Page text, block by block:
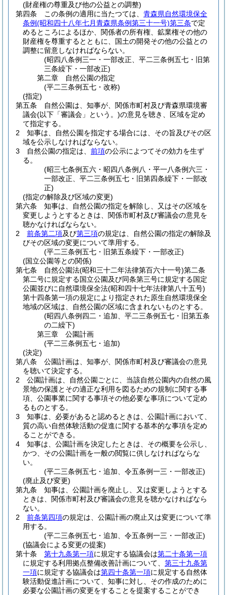
(財産権の尊重及び他の公益との調整)
第四条
この条例の適用に当たつては、 青森県自然環境保全
条例(昭和四十八年七月青森県条例第三十一号)第三条で定
めるところによるほか、関係者の所有権、鉱業権その他の
財産権を尊重するとともに、国土の開発その他の公益との
調整に留意しなければならない。
(昭四八条例三一・一部改正、平二三条例五七・旧第
三条繰下・一部改正)
第二章
自然公園の指定
(平二三条例五七・改称)
(指定)
第五条
自然公園は、知事が、関係市町村及び青森県環境審
議会(以下「審議会」という。)の意見を聴き、区域を定め
て指定する。
2
知事は、自然公園を指定する場合には、その旨及びその区
域を公示しなければならない。
3
自然公園の指定は、 前項の公示によつてその効力を生ず
る。
(昭三七条例五六・昭四八条例八・平一八条例六三・
一部改正、平二三条例五七・旧第四条繰下・一部改
正)
(指定の解除及び区域の変更)
第六条
知事は、自然公園の指定を解除し、又はその区域を
変更しようとするときは、関係市町村及び審議会の意見を
聴かなければならない。
2
前条第二項及び第三項の規定は、自然公園の指定の解除及
びその区域の変更について準用する。
(平二三条例五七・旧第五条繰下・一部改正)
(国立公園等との関係)
第七条
自然公園法(昭和三十二年法律第百六十一号)第二条
第二号に規定する国立公園及び同条第三号に規定する国定
公園並びに自然環境保全法(昭和四十七年法律第八十五号)
第十四条第一項の規定により指定された原生自然環境保全
地域の区域は、自然公園の区域に含まれないものとする。
(昭四八条例四二・追加、平二三条例五七・旧第五条
の二繰下)
第三章
公園計画
(平二三条例五七・追加)
(決定)
第八条
公園計画は、知事が、関係市町村及び審議会の意見
を聴いて決定する。
2
公園計画は、自然公園ごとに、当該自然公園内の自然の風
景地の保護とその適正な利用を図るための規制に関する事
項、公園事業に関する事項その他必要な事項について定め
るものとする。
3
知事は、必要があると認めるときは、公園計画において、
質の高い自然体験活動の促進に関する基本的な事項を定め
ることができる。
4
知事は、公園計画を決定したときは、その概要を公示し、
かつ、その公園計画を一般の閲覧に供しなければならな
い。
(平二三条例五七・追加、令五条例一三・一部改正)
(廃止及び変更)
第九条
知事は、公園計画を廃止し、又は変更しようとする
ときは、関係市町村及び審議会の意見を聴かなければなら
ない。
2
前条第四項の規定は、公園計画の廃止又は変更について準
用する。
(平二三条例五七・追加、令五条例一三・一部改正)
(協議会による変更の提案)
第十条
第十九条第一項に規定する協議会は第二十条第一項
に規定する利用拠点整備改善計画について、 第三十九条第
一項に規定する協議会は第四十条第一項に規定する自然体
験活動促進計画について、知事に対し、その作成のために
必要な公園計画の変更をすることを提案することができ